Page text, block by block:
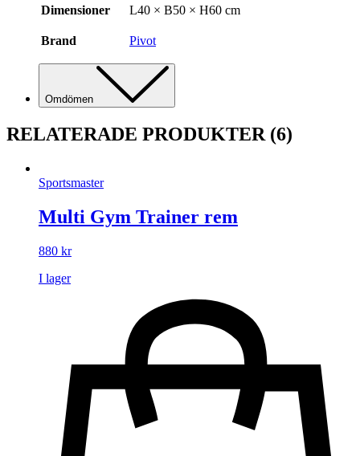
Dimensioner
L40 × B50 × H60 cm
Brand Pivot
Omdömen
RELATERADE PRODUKTER (6)
Sportsmaster
Multi Gym Trainer rem
880 kr
I lager